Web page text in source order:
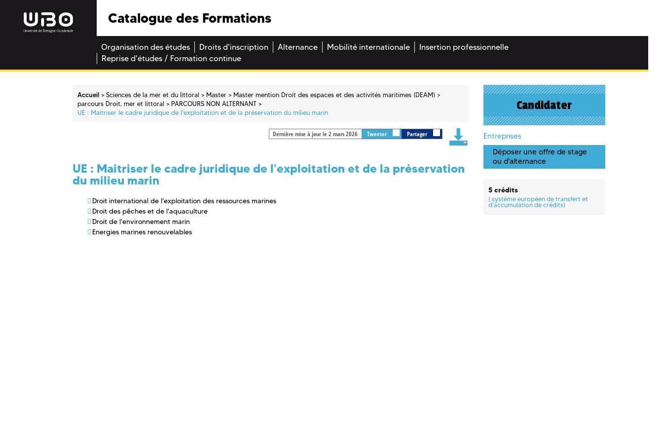
Catalogue des Formations
Organisation des études Droits d'inscription Alternance Mobilité internationale
Insertion professionnelle
Reprise d'études / Formation continue
Accueil Sciences de la mer et du littoral Master
Master mention Droit des espaces et des activités maritimes (DEAM)
parcours Droit, mer et littoral
PARCOURS NON ALTERNANT
UE : Maitriser le cadre juridique de l'exploitation et de la préservation du milieu marin
Dernière mise à jour le 2 mars 2026 Tweeter Partager
UE : Maitriser le cadre juridique de l'exploitation et de la préservation
du milieu marin
Droit international de l'exploitation des ressources marines
Droit des pêches et de l'aquaculture
Droit de l'environnement marin
Energies marines renouvelables
Candidater
Entreprises
Déposer une offre de stage
ou d'alternance
5 crédits
( système européen de transfert et
d'accumulation de crédits)